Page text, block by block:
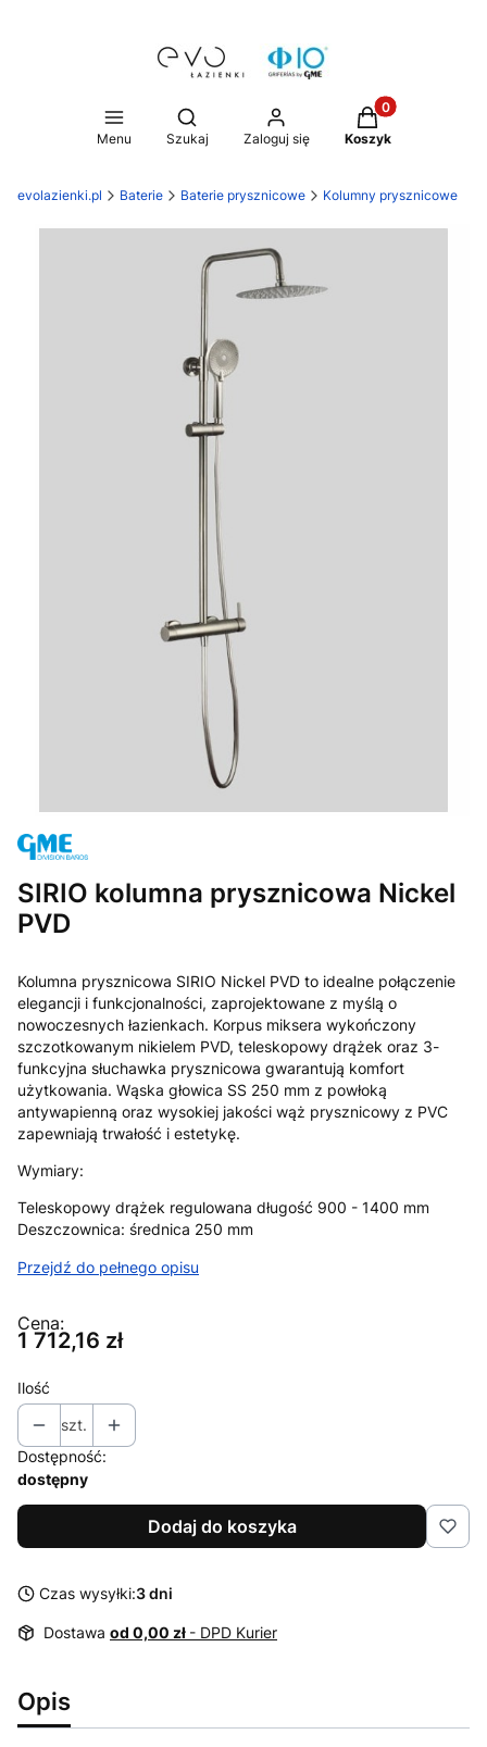
Menu
Otwórz wyszukiwarkę
Szukaj Zaloguj się
Produkty w
Koszyk
evolazienki.pl Baterie Baterie prysznicowe Kolumny prysznicowe
SIRIO kolumna prysznicowa Nickel
PVD
Kolumna prysznicowa SIRIO Nickel PVD to idealne połączenie
elegancji i funkcjonalności, zaprojektowane z myślą o
nowoczesnych łazienkach. Korpus miksera wykończony
szczotkowanym nikielem PVD, teleskopowy drążek oraz 3-
funkcyjna słuchawka prysznicowa gwarantują komfort
użytkowania. Wąska głowica SS 250 mm z powłoką
antywapienną oraz wysokiej jakości wąż prysznicowy z PVC
zapewniają trwałość i estetykę.
Wymiary:
Teleskopowy drążek regulowana długość 900 - 1400 mm
Deszczownica: średnica 250 mm
Przejdź do pełnego opisu
Cena:
Cena
1 712,16 zł
Ilość
szt.
Dostępność:
dostępny
Dodaj do koszyka
Czas wysyłki:3 dni
Dostawa od 0,00 zł - DPD Kurier
Opis